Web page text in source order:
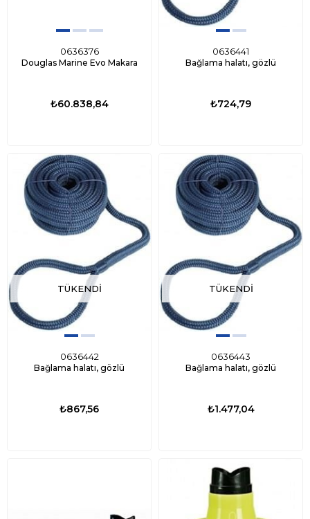
0636376
Douglas Marine Evo Makara
₺60.838,84
0636441
Bağlama halatı, gözlü
₺724,79
TÜKENDI
0636442
Bağlama halatı, gözlü
₺867,56
TÜKENDI
0636443
Bağlama halatı, gözlü
₺1.477,04